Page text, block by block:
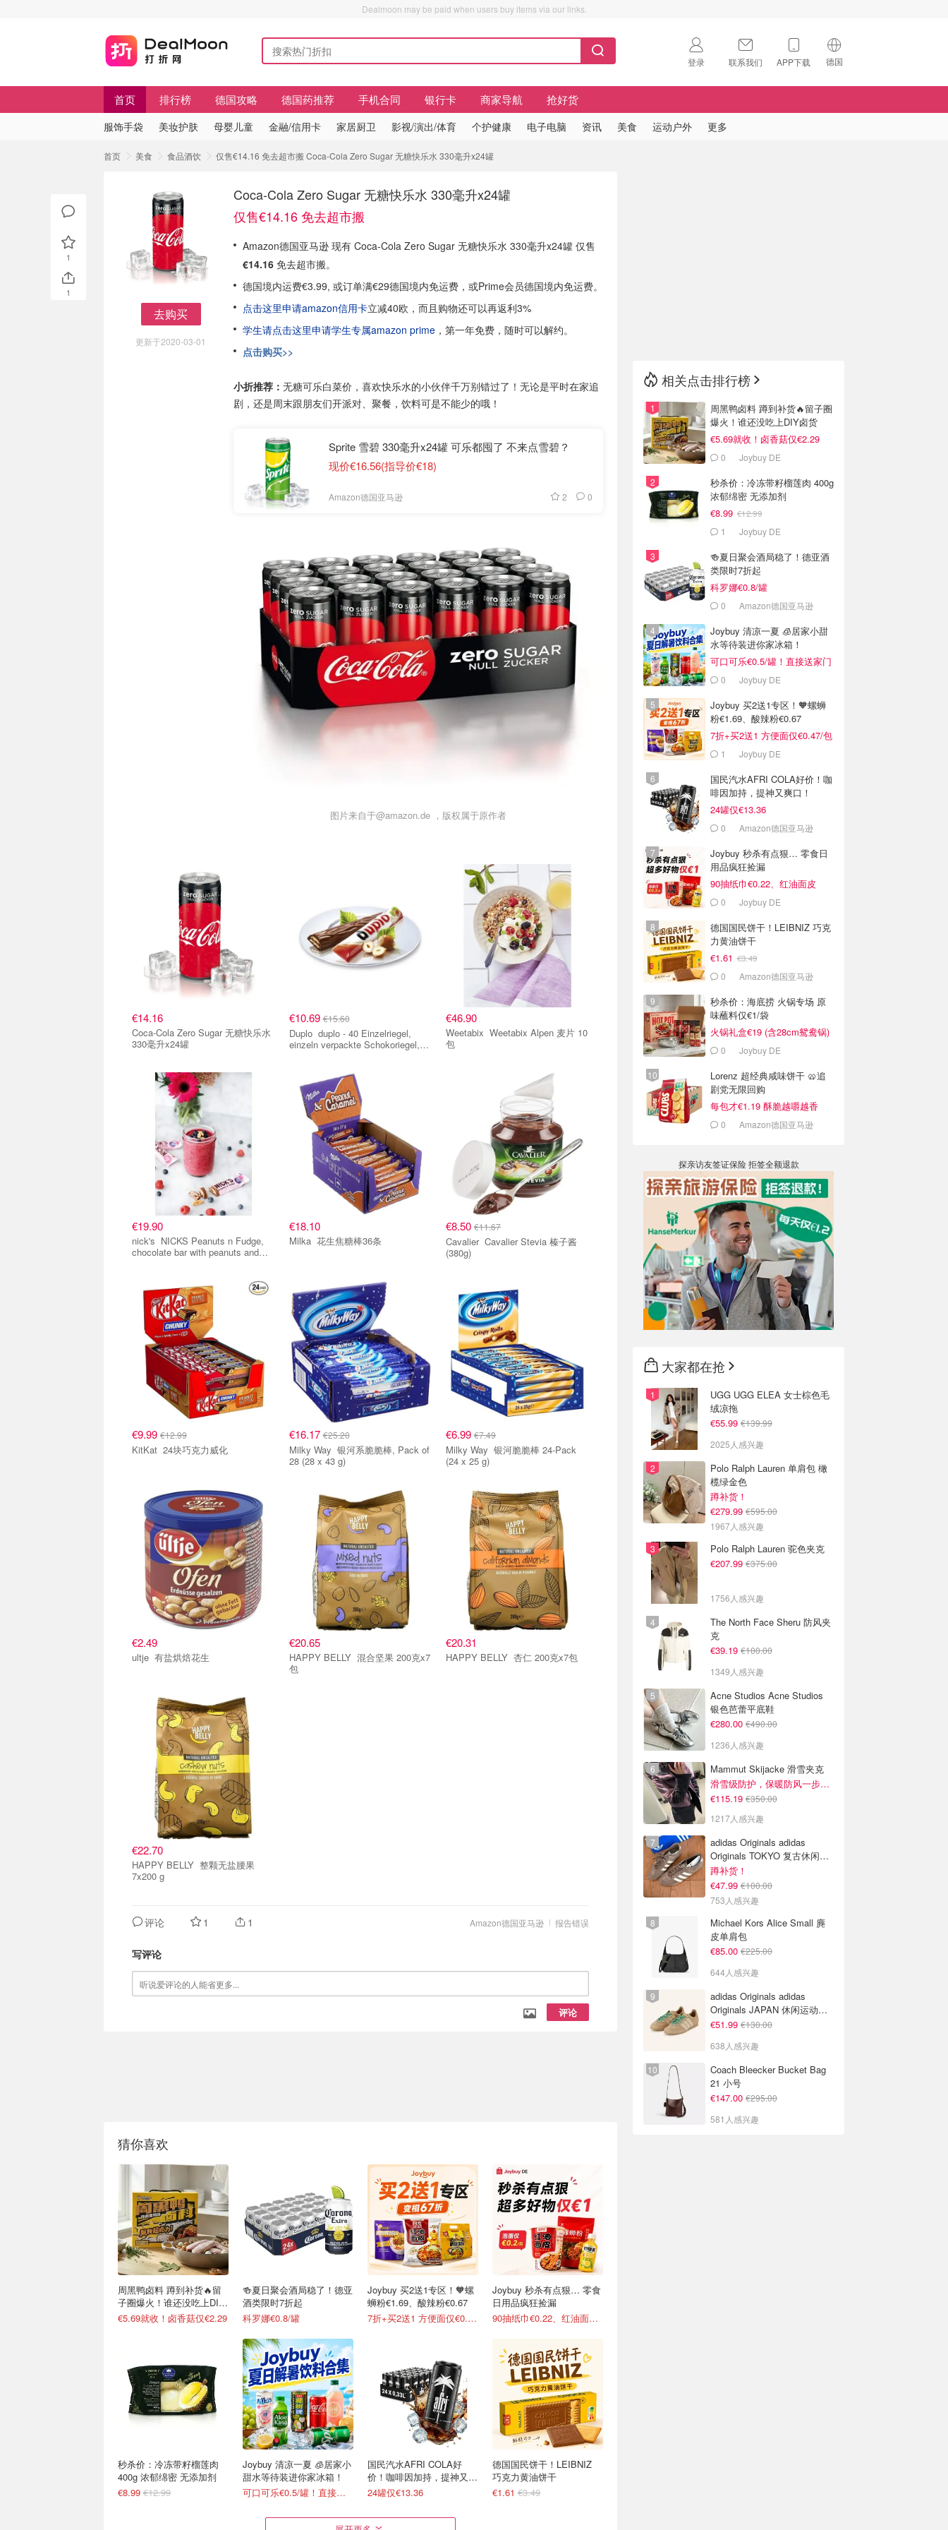
Dealmoon may be paid when users buy items via our links.
登录 联系我们 APP下载 德国
🇺🇸
首页 排行榜 德国攻略 德国药推荐 手机合同 银行卡 商家导航 抢好货
服饰手袋 美妆护肤 母婴儿童 金融/信用卡 家居厨卫 影视/演出/体育 个护健康 电子电脑 资讯 美食 运动户外 更多
首页 美食 食品酒饮 仅售€14.16 免去超市搬 Coca-Cola Zero Sugar 无糖快乐水 330毫升x24罐
去购买
更新于2020-03-01
Coca-Cola Zero Sugar 无糖快乐水 330毫升x24罐
仅售€14.16 免去超市搬
Amazon德国亚马逊 现有 Coca-Cola Zero Sugar 无糖快乐水 330毫升x24罐 仅售
€14.16 免去超市搬。
德国境内运费€3.99, 或订单满€29德国境内免运费，或Prime会员德国境内免运费。
点击这里申请amazon信用卡立减40欧，而且购物还可以再返利3%
学生请点击这里申请学生专属amazon prime ，第一年免费，随时可以解约。
点击购买>>
小折推荐： 无糖可乐白菜价，喜欢快乐水的小伙伴千万别错过了！无论是平时在家追
剧，还是周末跟朋友们开派对、聚餐，饮料可是不能少的哦！
Sprite 雪碧 330毫升x24罐 可乐都囤了 不来点雪碧？
现价€16.56(指导价€18)
Amazon德国亚马逊 2 0
图片来自于@amazon.de ，版权属于原作者
€14.16
Coca-Cola Zero Sugar 无糖快乐水
330毫升x24罐
€10.69€15.60
Duplo duplo - 40 Einzelriegel,
einzeln verpackte Schokoriegel,
zartschmelzenden
Vollmilchschokolade, ohne Farb-
und Konservierungsstoffe
单品小组
€46.90
Weetabix Weetabix Alpen 麦片 10
包
单品小组
€19.90
nick's NICKS Peanuts n Fudge,
chocolate bar with peanuts and
单品小组
€18.10
Milka 花生焦糖棒36条
€8.50 €11.67
Cavalier Cavalier Stevia 榛子酱
(380g)
单品小组
€9.99 €12.99
KitKat 24块巧克力威化
单品小组
€16.17€25.20
Milky Way 银河系脆脆棒, Pack of
28 (28 x 43 g)
€6.99 €7.49
Milky Way 银河脆脆棒 24-Pack
(24 x 25 g)
单品小组
€2.49
ultje 有盐烘焙花生
单品小组
€20.65
HAPPY BELLY 混合坚果 200克x7
包
单品小组
€20.31
HAPPY BELLY 杏仁 200克x7包
单品小组
€22.70
HAPPY BELLY 整颗无盐腰果
7x200 g
报告错误
Amazon德国亚马逊
评论 1 1
写评论
评论
猜你喜欢
周黑鸭卤料 蹲到补货🔥留
子圈爆火！谁还没吃上DIY
卤货
€5.69就收！卤香菇仅€2.29
秒杀价：冷冻带籽榴莲肉
400g 浓郁绵密 无添加剂
€8.99 €12.99
🍻夏日聚会酒局稳了！德亚
酒类限时7折起
科罗娜€0.8/罐
Joybuy 清凉一夏 🧊居家小
甜水等待装进你家冰箱！
可口可乐€0.5/罐！直接送家门口
Joybuy 买2送1专区！🧡螺
蛳粉€1.69、酸辣粉€0.67
7折+买2送1 方便面仅€0.47/包
国民汽水AFRI COLA好
价！咖啡因加持，提神又爽
口！
24罐仅€13.36
Joybuy 秒杀有点狠… 零食
日用品疯狂捡漏
90抽纸巾€0.22、红油面皮€0.99
德国国民饼干！LEIBNIZ
巧克力黄油饼干
€1.61 €3.49
1
1
相关点击排行榜
周黑鸭卤料 蹲到补货🔥留子圈
爆火！谁还没吃上DIY卤货
€5.69就收！卤香菇仅€2.29
0 Joybuy DE
秒杀价：冷冻带籽榴莲肉 400g
浓郁绵密 无添加剂
€8.99 €12.99
1 Joybuy DE
🍻夏日聚会酒局稳了！德亚酒
类限时7折起
科罗娜€0.8/罐
0 Amazon德国亚马逊
Joybuy 清凉一夏 🧊居家小甜
水等待装进你家冰箱！
可口可乐€0.5/罐！直接送家门
口 0 Joybuy DE
Joybuy 买2送1专区！🧡螺蛳
粉€1.69、酸辣粉€0.67
7折+买2送1 方便面仅€0.47/包
1 Joybuy DE
国民汽水AFRI COLA好价！咖
啡因加持，提神又爽口！
24罐仅€13.36
0 Amazon德国亚马逊
Joybuy 秒杀有点狠… 零食日
用品疯狂捡漏
90抽纸巾€0.22、红油面皮
€0.99
0 Joybuy DE
德国国民饼干！LEIBNIZ 巧克
力黄油饼干
€1.61 €3.49
0 Amazon德国亚马逊
秒杀价：海底捞 火锅专场 原
味蘸料仅€1/袋
火锅礼盒€19 (含28cm鸳鸯锅)
0 Joybuy DE
Lorenz 超经典咸味饼干 🥨追
剧党无限回购
每包才€1.19 酥脆越嚼越香
0 Amazon德国亚马逊
探亲访友签证保险 拒签全额退款
大家都在抢
UGG UGG ELEA 女士棕色毛
绒凉拖
€55.99 €139.99
2025人感兴趣
Polo Ralph Lauren 单肩包 橄
榄绿金色
蹲补货！
€279.99 €595.00
1967人感兴趣
Polo Ralph Lauren 驼色夹克
€207.99 €375.00
1756人感兴趣
The North Face Sheru 防风夹
克
€39.19 €100.00
1349人感兴趣
Acne Studios Acne Studios
银色芭蕾平底鞋
€280.00 €490.00
1236人感兴趣
Mammut Skijacke 滑雪夹克
滑雪级防护，保暖防风一步到位！仅剩s！
€115.19 €350.00
1217人感兴趣
adidas Originals adidas
Originals TOKYO 复古休闲鞋
深棕色
蹲补货！
€47.99 €100.00
753人感兴趣
Michael Kors Alice Small 麂
皮单肩包
€85.00 €225.00
644人感兴趣
adidas Originals adidas
Originals JAPAN 休闲运动鞋
米色
€51.99 €130.00
638人感兴趣
Coach Bleecker Bucket Bag
21 小号
€147.00 €295.00
581人感兴趣